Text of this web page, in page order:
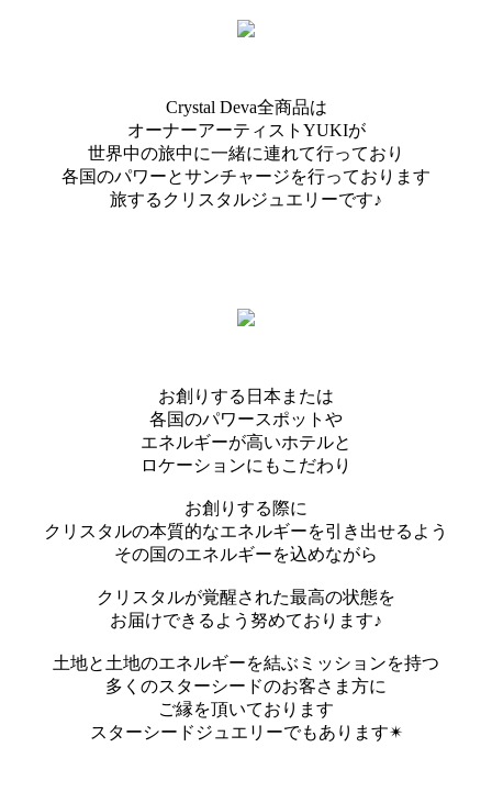
Crystal Deva全商品は
オーナーアーティストYUKIが
世界中の旅中に一緒に連れて行っており
各国のパワーとサンチャージを行っております
旅するクリスタルジュエリーです♪
お創りする日本または
各国のパワースポットや
エネルギーが高いホテルと
ロケーションにもこだわり
お創りする際に
クリスタルの本質的なエネルギーを引き出せるよう
その国のエネルギーを込めながら
クリスタルが覚醒された最高の状態を
お届けできるよう努めております♪
土地と土地のエネルギーを結ぶミッションを持つ
多くのスターシードのお客さま方に
ご縁を頂いております
スターシードジュエリーでもあります✴︎